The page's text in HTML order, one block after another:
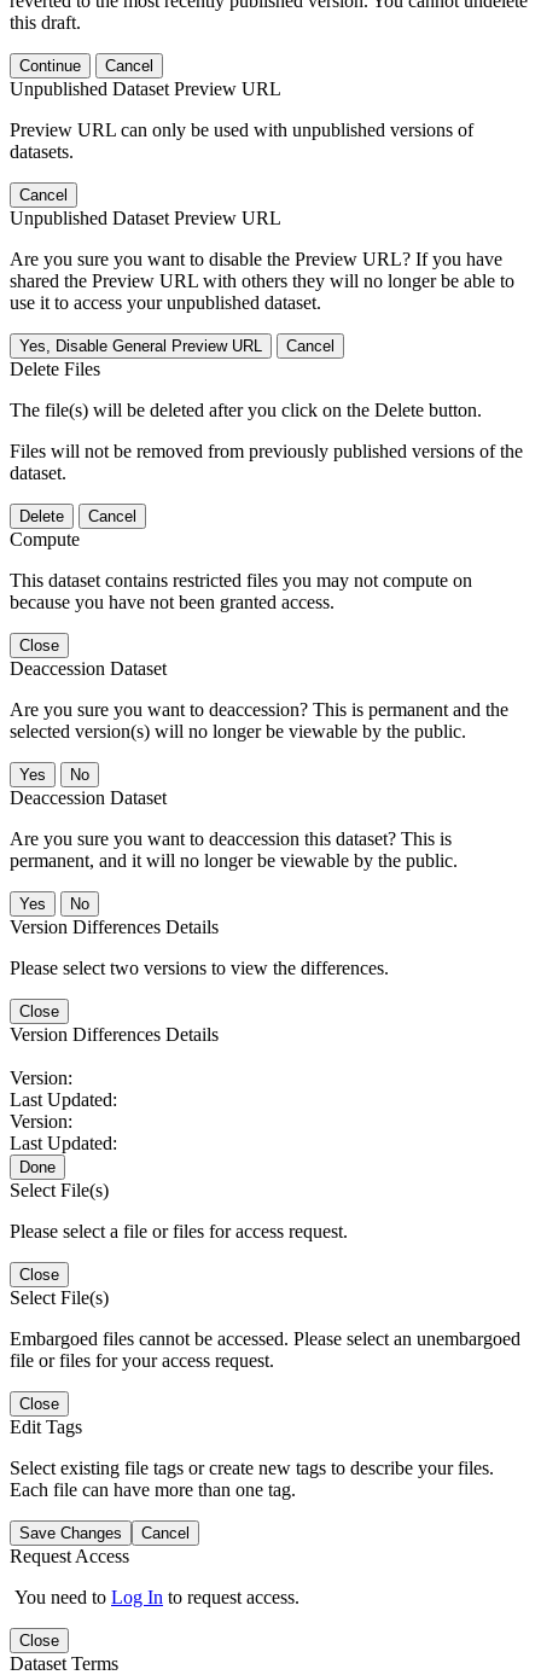
this draft.
Continue Cancel
Unpublished Dataset Preview URL
Preview URL can only be used with unpublished versions of
datasets.
Cancel
Unpublished Dataset Preview URL
Are you sure you want to disable the Preview URL? If you have
shared the Preview URL with others they will no longer be able to
use it to access your unpublished dataset.
Yes, Disable General Preview URL Cancel
Delete Files
The file(s) will be deleted after you click on the Delete button.
Files will not be removed from previously published versions of the
dataset.
Delete Cancel
Compute
This dataset contains restricted files you may not compute on
because you have not been granted access.
Close
Deaccession Dataset
Are you sure you want to deaccession? This is permanent and the
selected version(s) will no longer be viewable by the public.
No
Deaccession Dataset
Are you sure you want to deaccession this dataset? This is
permanent, and it will no longer be viewable by the public.
No
Version Differences Details
Please select two versions to view the differences.
Close
Version Differences Details
Version:
Last Updated:
Version:
Last Updated:
Done
Select File(s)
Please select a file or files for access request.
Close
Select File(s)
Embargoed files cannot be accessed. Please select an unembargoed
file or files for your access request.
Close
Edit Tags
Select existing file tags or create new tags to describe your files.
Each file can have more than one tag.
Save Changes Cancel
Request Access
You need to Log In to request access.
Close
Dataset Terms